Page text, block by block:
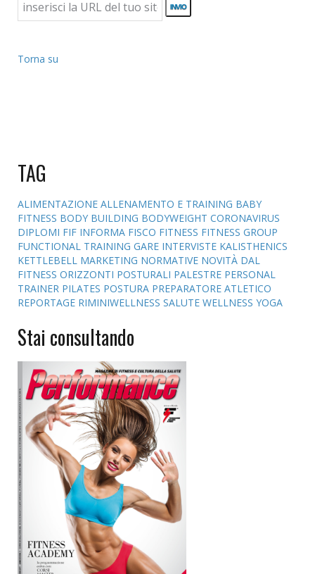
Torna su
TAG
ALIMENTAZIONE ALLENAMENTO E TRAINING BABY
FITNESS BODY BUILDING BODYWEIGHT CORONAVIRUS
DIPLOMI FIF INFORMA FISCO FITNESS FITNESS GROUP
FUNCTIONAL TRAINING GARE INTERVISTE KALISTHENICS
KETTLEBELL MARKETING NORMATIVE NOVITÀ DAL
FITNESS ORIZZONTI POSTURALI PALESTRE PERSONAL
TRAINER PILATES POSTURA PREPARATORE ATLETICO
REPORTAGE RIMINIWELLNESS SALUTE WELLNESS YOGA
Stai consultando